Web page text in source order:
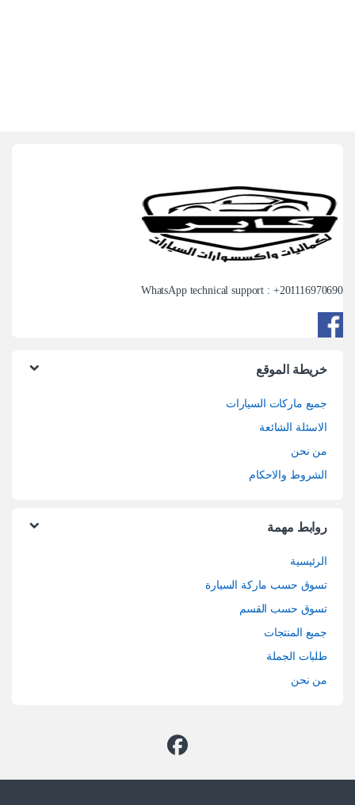
WhatsApp technical support : +201116970690
خريطة الموقع
جميع ماركات السيارات
الاسئلة الشائعة
من نحن
الشروط والاحكام
روابط مهمة
الرئيسية
تسوق حسب ماركة السيارة
تسوق حسب القسم
جميع المنتجات
طلبات الجملة
من نحن